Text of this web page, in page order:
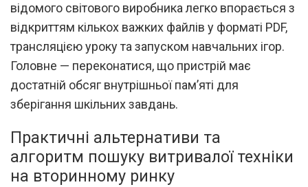
відомого світового виробника легко впорається з
відкриттям кількох важких файлів у форматі PDF,
трансляцією уроку та запуском навчальних ігор.
Головне — переконатися, що пристрій має
достатній обсяг внутрішньої пам’яті для
зберігання шкільних завдань.
Практичні альтернативи та
алгоритм пошуку витривалої техніки
на вторинному ринку